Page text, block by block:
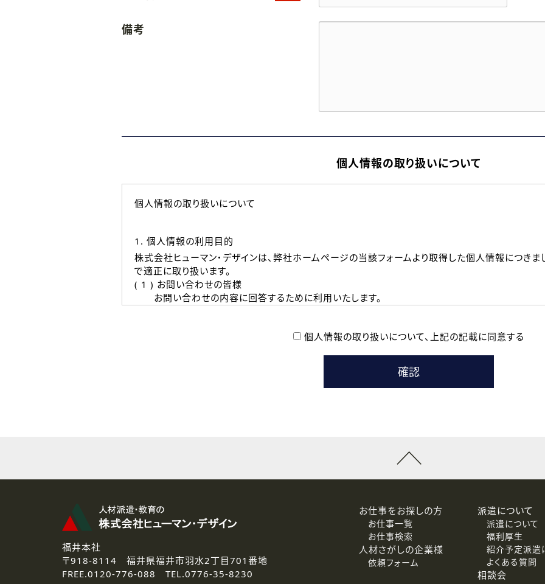
備考
個人情報の取り扱いについて
個人情報の取り扱いについて
1. 個人情報の利用目的
株式会社ヒューマン・デザインは、弊社ホームページの当該フォームより取得した個人情報につき
で適正に取り扱います。
( 1 ) お問い合わせの皆様
お問い合わせの内容に回答するために利用いたします。
本登録に関するご連絡および本登録時の参考情報として利用いたします。
なお、ご連絡手段は、電話・Ｅメールのいずれかの方法といたします。
3.個人情報の取り扱いの委託
弊社の定める個人情報保護の評価基準を満たした委託先に、個人情報を委託する場合があります。
4.個人情報の開示等について
ご提供いただいた個人情報の開示等（利用目的の通知、開示、訂正、追加または削除、利用の停止、
個人情報の取り扱いについて、 上記の記載に同意する
福井本社
〒918-8114 福井県福井市羽水2丁目701番地
FREE.0120-776-088 TEL.0776-35-8230
お仕事をお探しの方
お仕事一覧
お仕事検索
人材さがしの企業様
依頼フォーム
派遣について
派遣について
福利厚生
紹介予定派遣
よくある質問
相談会